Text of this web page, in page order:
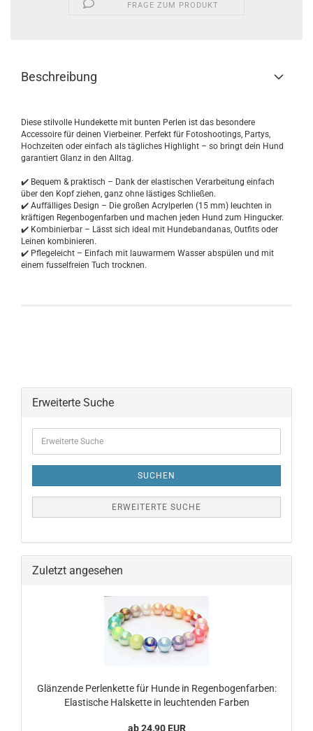
FRAGE ZUM PRODUKT
Beschreibung
Diese stilvolle Hundekette mit bunten Perlen ist das besondere
Accessoire für deinen Vierbeiner. Perfekt für Fotoshootings, Partys,
Hochzeiten oder einfach als tägliches Highlight – so bringt dein Hund
garantiert Glanz in den Alltag.
✔️ Bequem & praktisch – Dank der elastischen Verarbeitung einfach
über den Kopf ziehen, ganz ohne lästiges Schließen.
✔️ Auffälliges Design – Die großen Acrylperlen (15 mm) leuchten in
kräftigen Regenbogenfarben und machen jeden Hund zum Hingucker.
✔️ Kombinierbar – Lässt sich ideal mit Hundebandanas, Outfits oder
Leinen kombinieren.
✔️ Pflegeleicht – Einfach mit lauwarmem Wasser abspülen und mit
einem fusselfreien Tuch trocknen.
Erweiterte Suche
SUCHEN
ERWEITERTE SUCHE
Zuletzt angesehen
Glänzende Perlenkette für Hunde in Regenbogenfarben:
Elastische Halskette in leuchtenden Farben
ab 24,90 EUR